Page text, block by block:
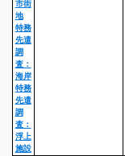
市街
地
特務
先遣
調
査：
海岸
特務
先遣
調
査：
浮上
施設